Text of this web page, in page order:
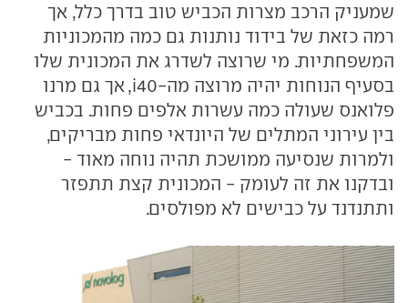
שמעניק הרכב מצרות הכביש טוב בדרך כלל, אך
רמה כזאת של בידוד נותנות גם כמה מהמכוניות
המשפחתיות. מי שרוצה לשדרג את המכונית שלו
בסעיף הנוחות יהיה מרוצה מה-i40, אך גם מרנו
פלואנס שעולה כמה עשרות אלפים פחות. בכביש
בין עירוני המתלים של היונדאי פחות מבריקים,
ולמרות שנסיעה ממושכת תהיה נוחה מאוד -
ובדקנו את זה לעומק - המכונית קצת תתפזר
ותתנדנד על כבישים לא מפולסים.